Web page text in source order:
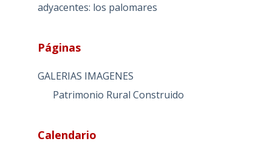
adyacentes: los palomares
Páginas
GALERIAS IMAGENES
Patrimonio Rural Construido
Calendario